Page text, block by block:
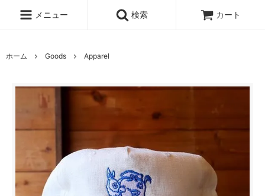
メニュー 検索 カート
ホーム Goods Apparel